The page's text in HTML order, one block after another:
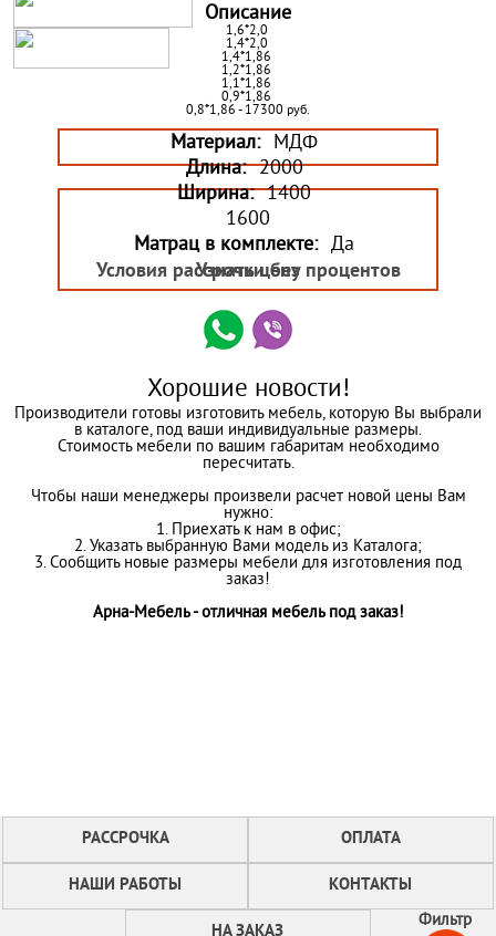
Фильтр
Описание
1,6*2,0
1,4*2,0
1,4*1,86
1,2*1,86
1,1*1,86
0,9*1,86
0,8*1,86 - 17300 руб.
Материал: МДФ
Длина: 2000
Ширина: 1400
1600
Матрац в комплекте: Да
Узнать цену
Условия рассрочки без процентов
Хорошие новости!
Производители готовы изготовить мебель, которую Вы выбрали
в каталоге, под ваши индивидуальные размеры.
Стоимость мебели по вашим габаритам необходимо
пересчитать.
Чтобы наши менеджеры произвели расчет новой цены Вам
нужно:
1. Приехать к нам в офис;
2. Указать выбранную Вами модель из Каталога;
3. Сообщить новые размеры мебели для изготовления под
заказ!
Арна-Мебель - отличная мебель под заказ!
РАССРОЧКА ОПЛАТА
НАШИ РАБОТЫ КОНТАКТЫ